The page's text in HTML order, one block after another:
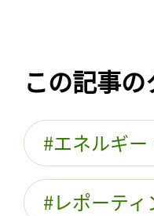
この記事の
エネルギー
レポーテ